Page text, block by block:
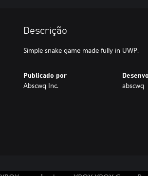
Descrição
Simple snake game made fully in UWP.
Publicado por
Abscwq Inc. abscwq